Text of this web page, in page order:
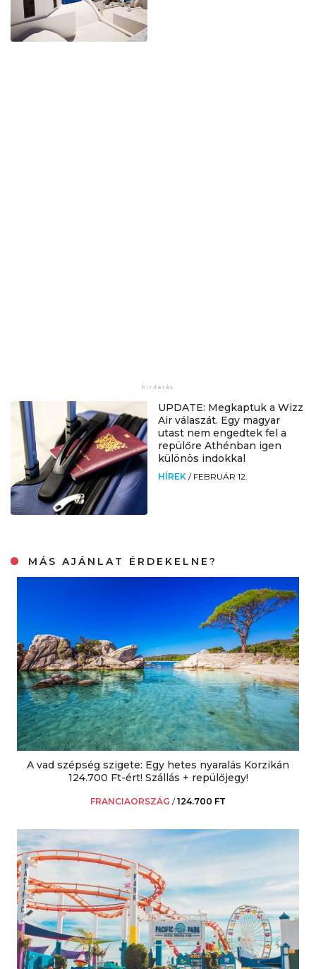
UPDATE: Megkaptuk a Wizz
Air válaszát. Egy magyar
utast nem engedtek fel a
repülőre Athénban igen
különös indokkal
HÍREK / FEBRUÁR 12.
MÁS AJÁNLAT ÉRDEKELNE?
A vad szépség szigete: Egy hetes nyaralás Korzikán
124.700 Ft-ért! Szállás + repülőjegy!
FRANCIAORSZÁG /124.700 FT